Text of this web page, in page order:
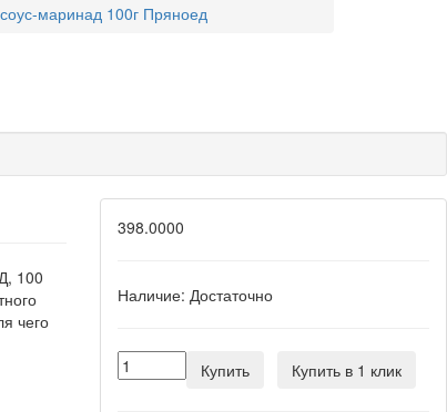
маринад 100г Пряноед
100
чего
398.0000
Наличие: Достаточно
Купить Купить в 1 клик